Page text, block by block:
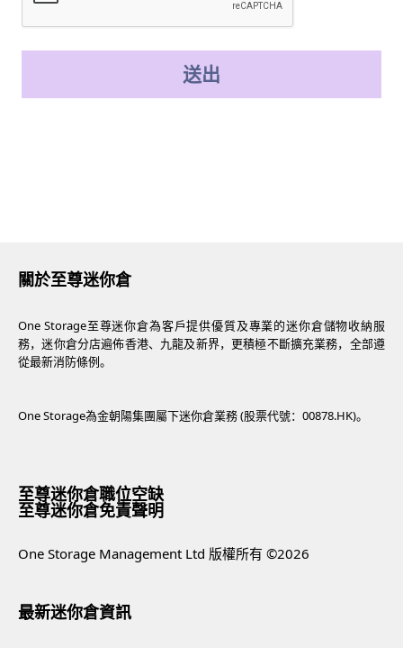
送出
關於至尊迷你倉
One Storage至尊迷你倉為客戶提供優質及專業的迷你倉儲物收納服
務，迷你倉分店遍佈香港、九龍及新界，更積極不斷擴充業務，全部遵
從最新消防條例。
One Storage為金朝陽集團屬下迷你倉業務 (股票代號：00878.HK)。
至尊迷你倉職位空缺
至尊迷你倉免責聲明
One Storage Management Ltd 版權所有 ©2026
最新迷你倉資訊